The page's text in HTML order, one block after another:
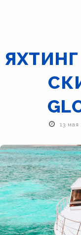
13 мая